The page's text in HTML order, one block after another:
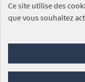
SITE
Conditions
Ce site utilise des
que vous souhaitez